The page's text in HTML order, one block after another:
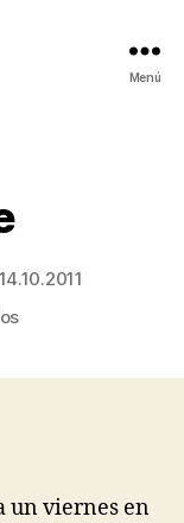
Menú
14.10.2011
en
un viernes en